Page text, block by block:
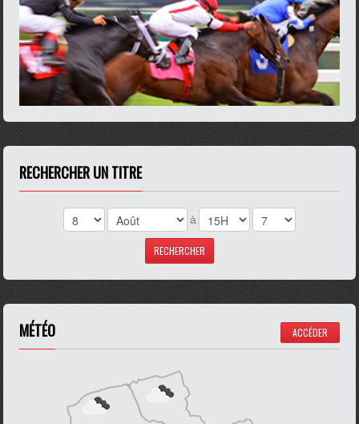
RECHERCHER UN TITRE
à
MÉTÉO ACCÉDER